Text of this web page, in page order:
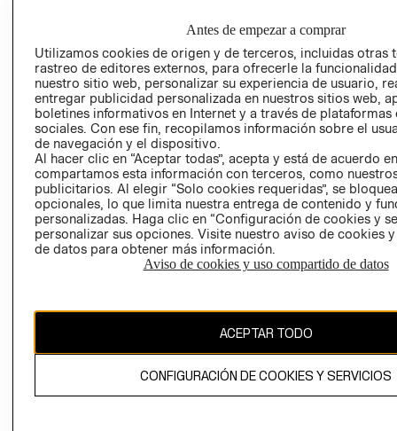
AVISO DE
COOKIES
LIBRO DE
Ecuador ($)
CAMBIAR REGIÓN
El contenido de esta página web está protegido por copyright y es
propiedad de H&M Hennes & Mauritz AB.
Antes de empezar a comprar
Utilizamos cookies de origen y de terceros, incluidas otras
rastreo de editores externos, para ofrecerle la
nuestro sitio web, personalizar su experiencia de usuario,
entregar publicidad personalizada en nuestros sitios web,
boletines informativos en Internet y a través de plataformas
sociales. Con ese fin, recopilamos información sobre el
de navegación y el dispositivo.
Al hacer clic en “Aceptar todas”, acepta y está de acuerdo
compartamos esta información con terceros, como
publicitarios. Al elegir “Solo cookies requeridas”, se
opcionales, lo que limita nuestra entrega de contenido y
personalizadas. Haga clic en “Configuración de cookies y
personalizar sus opciones. Visite nuestro aviso de cookies
de datos para obtener más información.
Aviso de cookies y uso compartido de datos
ACEPTAR TODO
CONFIGURACIÓN DE COOKIES Y SERVICIOS